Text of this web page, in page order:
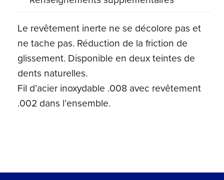
ct)Le revêtement inerte ne se décolore pas et
ne tache pas. Réduction de la friction de
glissement. Disponible en deux teintes de
dents naturelles.
Fil d’acier inoxydable .008 avec revêtement
.002 dans l’ensemble.